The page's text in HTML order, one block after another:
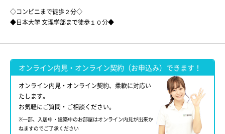
◇コンビニまで徒歩２分◇
◆日本大学 文理学部まで徒歩１０分◆
オンライン内見・オンライン契約（お申込み）できます！
オンライン内見・オンライン契約、柔軟に対応い
たします。
お気軽にご質問・ご相談ください。
※一部、入居中・建築中のお部屋はオンライン内見が出来か
ねますのでご了承ください